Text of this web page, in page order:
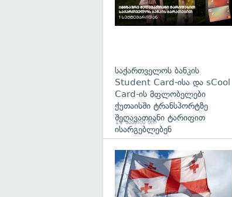
საქართველოს ბანკის
Student Card-ისა და sCool
Card-ის მფლობელები
ქუთაისში ტრანსპორტზე
შეღავათიანი ტარიფით
ისარგებლებენ
11 საათის წინ